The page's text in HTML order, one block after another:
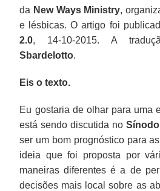
da New Ways Ministry,
e lésbicas. O artigo foi
2.0, 14-10-2015. A
Sbardelotto.
Eis o texto.
Eu gostaria de olhar para uma
está sendo discutida no Sínodo
ser um bom prognóstico para
ideia que foi proposta por
maneiras diferentes é a de
decisões mais local sobre as